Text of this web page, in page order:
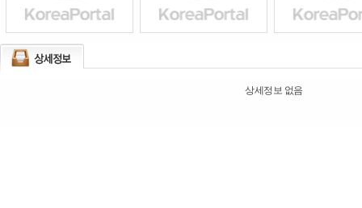
상세정보 없음